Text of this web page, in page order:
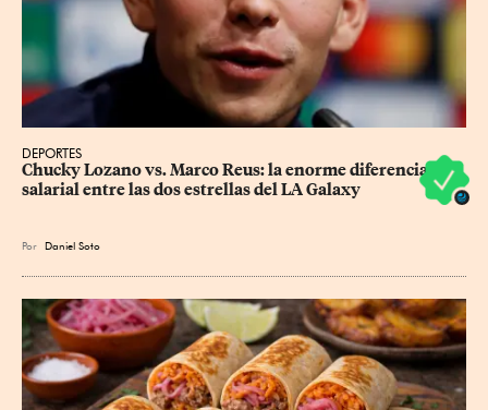
DEPORTES
Chucky Lozano vs. Marco Reus: la enorme diferencia
salarial entre las dos estrellas del LA Galaxy
Por Daniel Soto